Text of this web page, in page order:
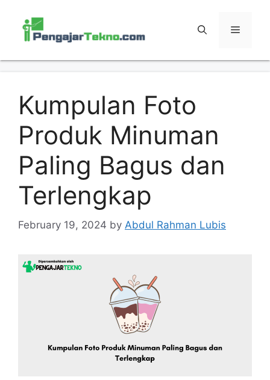
content
MENU
Kumpulan Foto
Produk Minuman
Paling Bagus dan
Terlengkap
February 19, 2024 by Abdul Rahman Lubis